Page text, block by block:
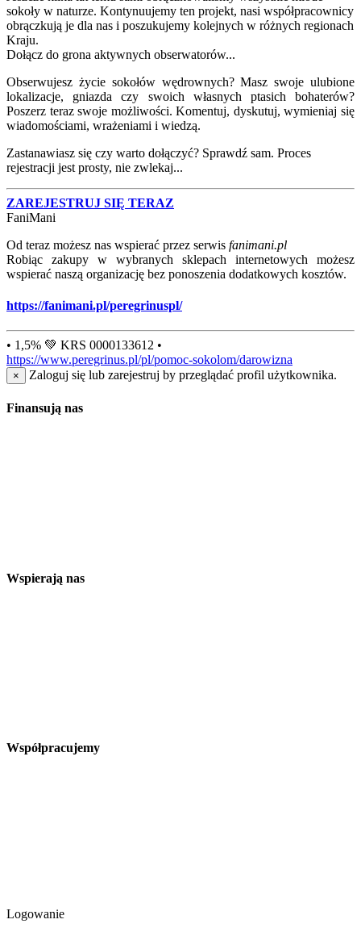
sokoły w naturze. Kontynuujemy ten projekt, nasi współpracownicy
obrączkują je dla nas i poszukujemy kolejnych w różnych regionach
Kraju.
Dołącz do grona aktywnych obserwatorów...
Obserwujesz życie sokołów wędrownych? Masz swoje ulubione
lokalizacje, gniazda czy swoich własnych ptasich bohaterów?
Poszerz teraz swoje możliwości. Komentuj, dyskutuj, wymieniaj się
wiadomościami, wrażeniami i wiedzą.
Zastanawiasz się czy warto dołączyć? Sprawdź sam. Proces
rejestracji jest prosty, nie zwlekaj...
ZAREJESTRUJ SIĘ TERAZ
FaniMani
Od teraz możesz nas wspierać przez serwis fanimani.pl
Robiąc zakupy w wybranych sklepach internetowych możesz
wspierać naszą organizację bez ponoszenia dodatkowych kosztów.
https://fanimani.pl/peregrinuspl/
• 1,5% 💚 KRS 0000133612 •
https://www.peregrinus.pl/pl/pomoc-sokolom/darowizna
× Zaloguj się lub zarejestruj by przeglądać profil użytkownika.
Finansują nas
Wspierają nas
Współpracujemy
Logowanie